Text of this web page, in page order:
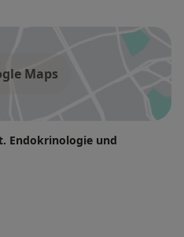
Maps
Endokrinologie und